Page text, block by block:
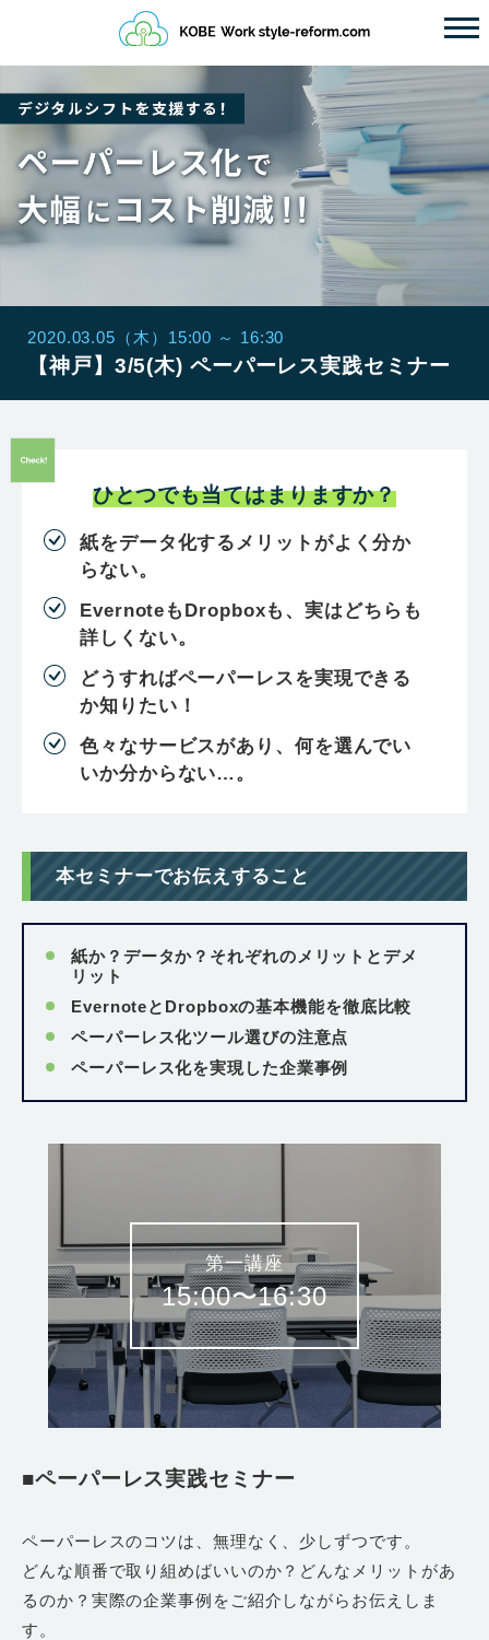
2020.03.05（木）15:00 ～ 16:30
【神戸】3/5(木) ペーパーレス実践セミナー
ひとつでも当てはまりますか？
紙をデータ化するメリットがよく分か
らない。
EvernoteもDropboxも、実はどちらも
詳しくない。
どうすればペーパーレスを実現できる
か知りたい！
色々なサービスがあり、何を選んでい
いか分からない…。
本セミナーでお伝えすること
紙か？データか？それぞれのメリットとデメ
リット
EvernoteとDropboxの基本機能を徹底比較
ペーパーレス化ツール選びの注意点
ペーパーレス化を実現した企業事例
第一講座
15:00〜16:30
■ペーパーレス実践セミナー
ペーパーレスのコツは、無理なく、少しずつです。
どんな順番で取り組めばいいのか？どんなメリットがあ
るのか？実際の企業事例をご紹介しながらお伝えしま
す。